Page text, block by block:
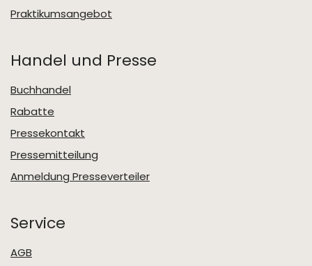
Praktikumsangebot
Handel und Presse
Buchhandel
Rabatte
Pressekontakt
Pressemitteilung
Anmeldung Presseverteiler
Service
AGB